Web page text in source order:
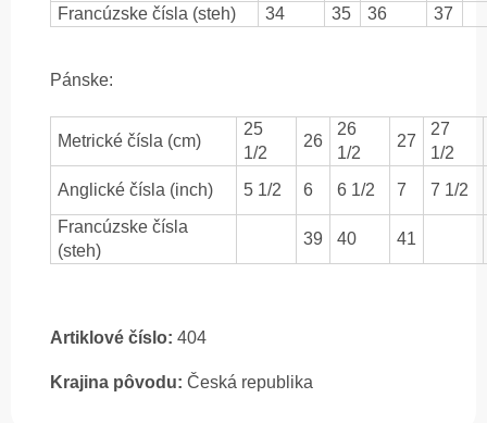
Francúzske čísla (steh)
34 35 36 37
Pánske:
Metrické čísla (cm)
25
1/2
26
26
1/2
27
27
1/2
Anglické čísla (inch)
5 1/2 6 6 1/2 7
7 1/2
Francúzske čísla
(steh)
39 40 41
Artiklové číslo: 404
Krajina pôvodu: Česká republika